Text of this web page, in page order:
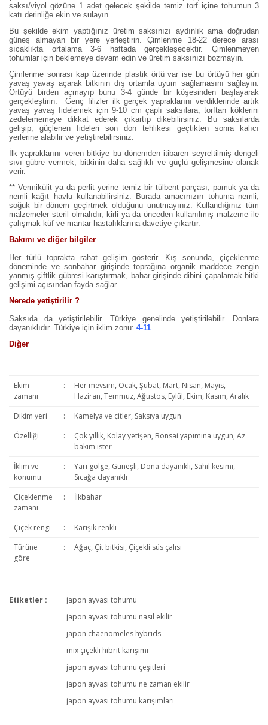
saksı/viyol gözüne 1 adet gelecek şekilde temiz torf içine tohumun 3
katı derinliğe ekin ve sulayın.
Bu şekilde ekim yaptığınız üretim saksınızı aydınlık ama doğrudan
güneş almayan bir yere yerleştirin. Çimlenme 18-22 derece arası
sıcaklıkta ortalama 3-6 haftada gerçekleşecektir. Çimlenmeyen
tohumlar için beklemeye devam edin ve üretim saksınızı bozmayın.
Çimlenme sonrası kap üzerinde plastik örtü var ise bu örtüyü her gün
yavaş yavaş açarak bitkinin dış ortamla uyum sağlamasını sağlayın.
Örtüyü birden açmayıp bunu 3-4 günde bir köşesinden başlayarak
gerçekleştirin. Genç filizler ilk gerçek yapraklarını verdiklerinde artık
yavaş yavaş fidelemek için 9-10 cm çaplı saksılara, torftan köklerini
zedelememeye dikkat ederek çıkartıp dikebilirsiniz. Bu saksılarda
gelişip, güçlenen fideleri son don tehlikesi geçtikten sonra kalıcı
yerlerine alabilir ve yetiştirebilirsiniz.
İlk yapraklarını veren bitkiye bu dönemden itibaren seyreltilmiş dengeli
sıvı gübre vermek, bitkinin daha sağlıklı ve güçlü gelişmesine olanak
verir.
** Vermikülit ya da perlit yerine temiz bir tülbent parçası, pamuk ya da
nemli kağıt havlu kullanabilirsiniz. Burada amacınızın tohuma nemli,
soğuk bir dönem geçirtmek olduğunu unutmayınız. Kullandığınız tüm
malzemeler steril olmalıdır, kirli ya da önceden kullanılmış malzeme ile
çalışmak küf ve mantar hastalıklarına davetiye çıkartır.
Bakımı ve diğer bilgiler
Her türlü toprakta rahat gelişim gösterir. Kış sonunda, çiçeklenme
döneminde ve sonbahar girişinde toprağına organik maddece zengin
yanmış çiftlik gübresi karıştırmak, bahar girişinde dibini çapalamak bitki
gelişimi açısından fayda sağlar.
Nerede yetiştirilir ?
Saksıda da yetiştirilebilir. Türkiye genelinde yetiştirilebilir. Donlara
dayanıklıdır. Türkiye için iklim zonu: 4-11
Diğer
Ekim
zamanı
:
Her mevsim, Ocak, Şubat, Mart, Nisan, Mayıs,
Haziran, Temmuz, Ağustos, Eylül, Ekim, Kasım, Aralık
Dikim yeri
:
Kamelya ve çitler, Saksıya uygun
Özelliği
:
Çok yıllık, Kolay yetişen, Bonsai yapımına uygun, Az
bakım ister
İklim ve
konumu
:
Yarı gölge, Güneşli, Dona dayanıklı, Sahil kesimi,
Sıcağa dayanıklı
Çiçeklenme
zamanı
: İlkbahar
Çiçek rengi :
Karışık renkli
Türüne
göre
: Ağaç, Çit bitkisi, Çiçekli süs çalısı
Bu ürüne ilk yorumu siz yapın!
Yorum Yaz
Etiketler :
japon ayvası tohumu
japon ayvası tohumu nasıl ekilir
japon chaenomeles hybrids
mix çiçekli hibrit karışımı
japon ayvası tohumu çeşitleri
japon ayvası tohumu ne zaman ekilir
japon ayvası tohumu karışımları